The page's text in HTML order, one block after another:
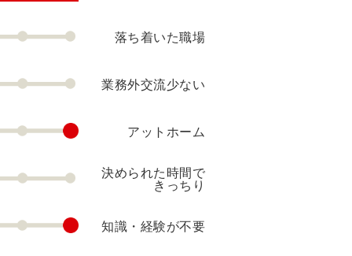
落ち着いた職場
業務外交流少ない
アットホーム
決められた時間で
きっちり
知識・経験が不要